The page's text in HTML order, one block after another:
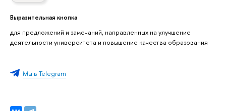
Выразительная кнопка
для предложений и замечаний, направленных на улучшение
деятельности университета и повышение качества образования
Мы в Telegram